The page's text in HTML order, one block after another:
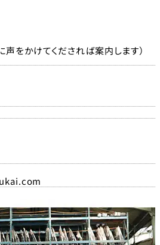
声をかけてくだされば案内します）